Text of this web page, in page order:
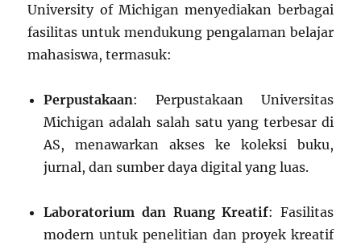
University of Michigan menyediakan berbagai
fasilitas untuk mendukung pengalaman belajar
mahasiswa, termasuk:
Perpustakaan: Perpustakaan Universitas
Michigan adalah salah satu yang terbesar di
AS, menawarkan akses ke koleksi buku,
jurnal, dan sumber daya digital yang luas.
Laboratorium dan Ruang Kreatif: Fasilitas
modern untuk penelitian dan proyek kreatif